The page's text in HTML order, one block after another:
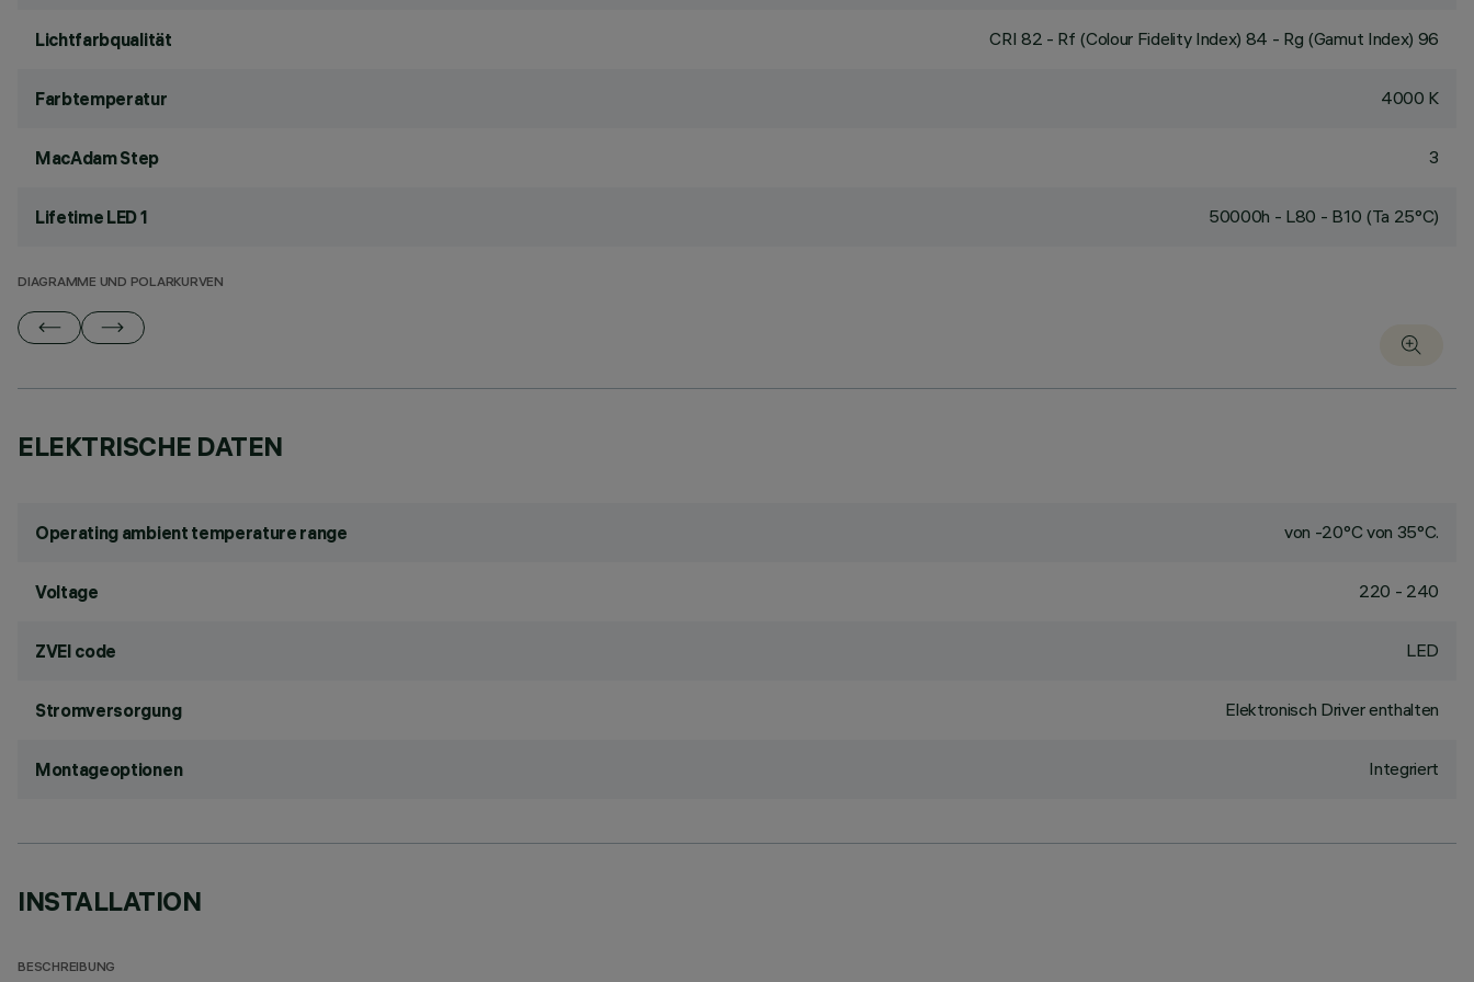
Lichtfarbqualität CRI 82 - Rf (Colour Fidelity Index) 84 - Rg (Gamut Index) 96
Farbtemperatur 4000 K
MacAdam Step 3
Lifetime LED 1 50000h - L80 - B10 (Ta 25°C)
DIAGRAMME UND POLARKURVEN
ELEKTRISCHE DATEN
Operating ambient temperature range von -20°C von 35°C.
Voltage 220 - 240
ZVEI code LED
Stromversorgung Elektronisch Driver enthalten
Montageoptionen Integriert
INSTALLATION
BESCHREIBUNG